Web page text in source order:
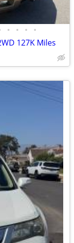
• • • •
127K Miles